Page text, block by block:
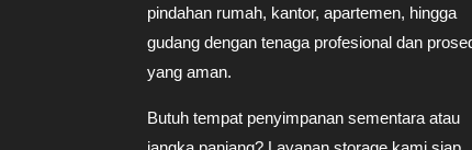
pindahan rumah, kantor, apartemen, hingga
gudang dengan tenaga profesional dan
yang aman.
Butuh tempat penyimpanan sementara atau